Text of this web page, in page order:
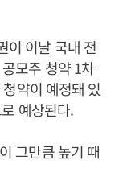
이 이날 국내 전
모주 청약 1차
약이 예정돼 있
예상된다.
그만큼 높기 때